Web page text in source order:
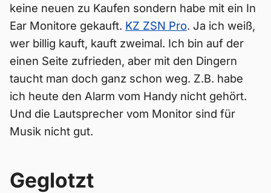
keine neuen zu Kaufen sondern habe mit ein In
Ear Monitore gekauft. KZ ZSN Pro. Ja ich weiß,
wer billig kauft, kauft zweimal. Ich bin auf der
einen Seite zufrieden, aber mit den Dingern
taucht man doch ganz schon weg. Z.B. habe
ich heute den Alarm vom Handy nicht gehört.
Und die Lautsprecher vom Monitor sind für
Musik nicht gut.
Geglotzt